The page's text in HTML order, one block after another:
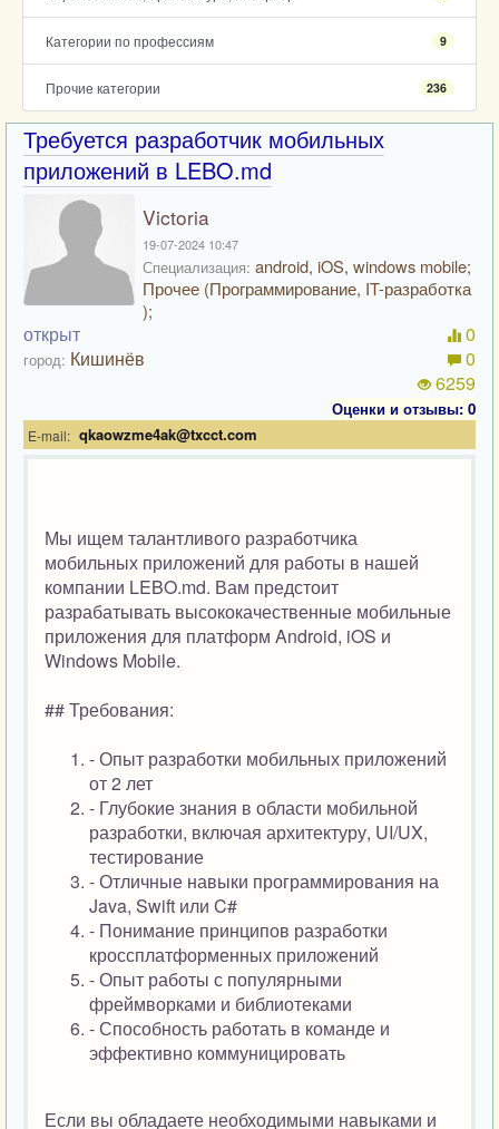
Категории по профессиям 9
Прочие категории 236
Требуется разработчик мобильных
приложений в LEBO.md
Victoria
19-07-2024 10:47
Специализация: android, iOS, windows mobile;
Прочее (Программирование, IT-разработка
);
открыт
город: Кишинёв
0
0
6259
Оценки и отзывы: 0
E-mail: qkaowzme4ak@txcct.com
Мы ищем талантливого разработчика
мобильных приложений для работы в нашей
компании LEBO.md. Вам предстоит
разрабатывать высококачественные мобильные
приложения для платформ Android, iOS и
Windows Mobile.
## Требования:
- Опыт разработки мобильных приложений
от 2 лет
- Глубокие знания в области мобильной
разработки, включая архитектуру, UI/UX,
тестирование
- Отличные навыки программирования на
Java, Swift или C#
- Понимание принципов разработки
кроссплатформенных приложений
- Опыт работы с популярными
фреймворками и библиотеками
- Способность работать в команде и
эффективно коммуницировать
Если вы обладаете необходимыми навыками и